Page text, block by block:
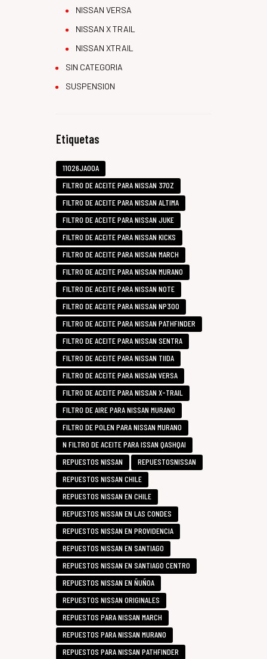
NISSAN VERSA
NISSAN X TRAIL
NISSAN XTRAIL
SIN CATEGORIA
SUSPENSION
Etiquetas
11026JA00A
FILTRO DE ACEITE PARA NISSAN 370Z
FILTRO DE ACEITE PARA NISSAN ALTIMA
FILTRO DE ACEITE PARA NISSAN JUKE
FILTRO DE ACEITE PARA NISSAN KICKS
FILTRO DE ACEITE PARA NISSAN MARCH
FILTRO DE ACEITE PARA NISSAN MURANO
FILTRO DE ACEITE PARA NISSAN NOTE
FILTRO DE ACEITE PARA NISSAN NP300
FILTRO DE ACEITE PARA NISSAN PATHFINDER
FILTRO DE ACEITE PARA NISSAN SENTRA
FILTRO DE ACEITE PARA NISSAN TIIDA
FILTRO DE ACEITE PARA NISSAN VERSA
FILTRO DE ACEITE PARA NISSAN X-TRAIL
FILTRO DE AIRE PARA NISSAN MURANO
FILTRO DE POLEN PARA NISSAN MURANO
N FILTRO DE ACEITE PARA ISSAN QASHQAI
REPUESTOS NISSAN
REPUESTOSNISSAN
REPUESTOS NISSAN CHILE
REPUESTOS NISSAN EN CHILE
REPUESTOS NISSAN EN LAS CONDES
REPUESTOS NISSAN EN PROVIDENCIA
REPUESTOS NISSAN EN SANTIAGO
REPUESTOS NISSAN EN SANTIAGO CENTRO
REPUESTOS NISSAN EN ÑUÑOA
REPUESTOS NISSAN ORIGINALES
REPUESTOS PARA NISSAN MARCH
REPUESTOS PARA NISSAN MURANO
REPUESTOS PARA NISSAN PATHFINDER